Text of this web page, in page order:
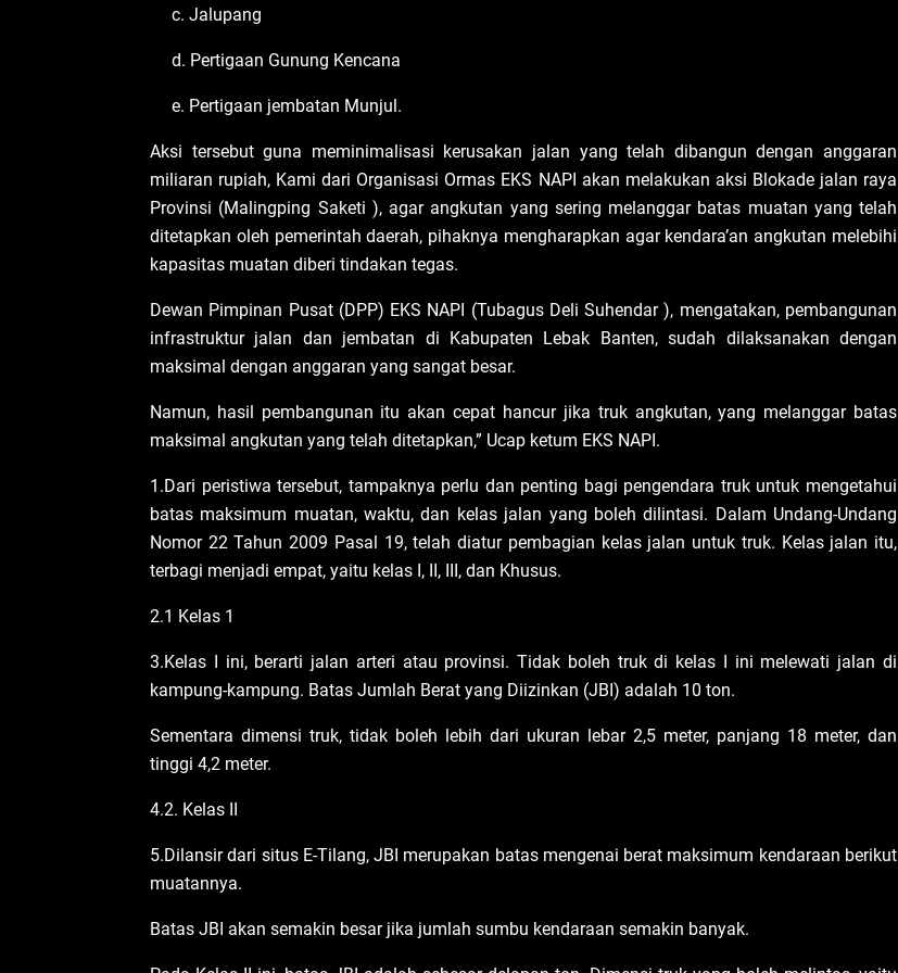
c. Jalupang
d. Pertigaan Gunung Kencana
e. Pertigaan jembatan Munjul.
Aksi tersebut guna meminimalisasi kerusakan jalan yang telah dibangun dengan anggaran
miliaran rupiah, Kami dari Organisasi Ormas EKS NAPI akan melakukan aksi Blokade jalan raya
Provinsi (Malingping Saketi ), agar angkutan yang sering melanggar batas muatan yang telah
ditetapkan oleh pemerintah daerah, pihaknya mengharapkan agar kendara’an angkutan melebihi
kapasitas muatan diberi tindakan tegas.
Dewan Pimpinan Pusat (DPP) EKS NAPI (Tubagus Deli Suhendar ), mengatakan, pembangunan
infrastruktur jalan dan jembatan di Kabupaten Lebak Banten, sudah dilaksanakan dengan
maksimal dengan anggaran yang sangat besar.
Namun, hasil pembangunan itu akan cepat hancur jika truk angkutan, yang melanggar batas
maksimal angkutan yang telah ditetapkan,” Ucap ketum EKS NAPI.
1.Dari peristiwa tersebut, tampaknya perlu dan penting bagi pengendara truk untuk mengetahui
batas maksimum muatan, waktu, dan kelas jalan yang boleh dilintasi. Dalam Undang-Undang
Nomor 22 Tahun 2009 Pasal 19, telah diatur pembagian kelas jalan untuk truk. Kelas jalan itu,
terbagi menjadi empat, yaitu kelas I, II, III, dan Khusus.
2.1 Kelas 1
3.Kelas I ini, berarti jalan arteri atau provinsi. Tidak boleh truk di kelas I ini melewati jalan di
kampung-kampung. Batas Jumlah Berat yang Diizinkan (JBI) adalah 10 ton.
Sementara dimensi truk, tidak boleh lebih dari ukuran lebar 2,5 meter, panjang 18 meter, dan
tinggi 4,2 meter.
4.2. Kelas II
5.Dilansir dari situs E-Tilang, JBI merupakan batas mengenai berat maksimum kendaraan berikut
muatannya.
Batas JBI akan semakin besar jika jumlah sumbu kendaraan semakin banyak.